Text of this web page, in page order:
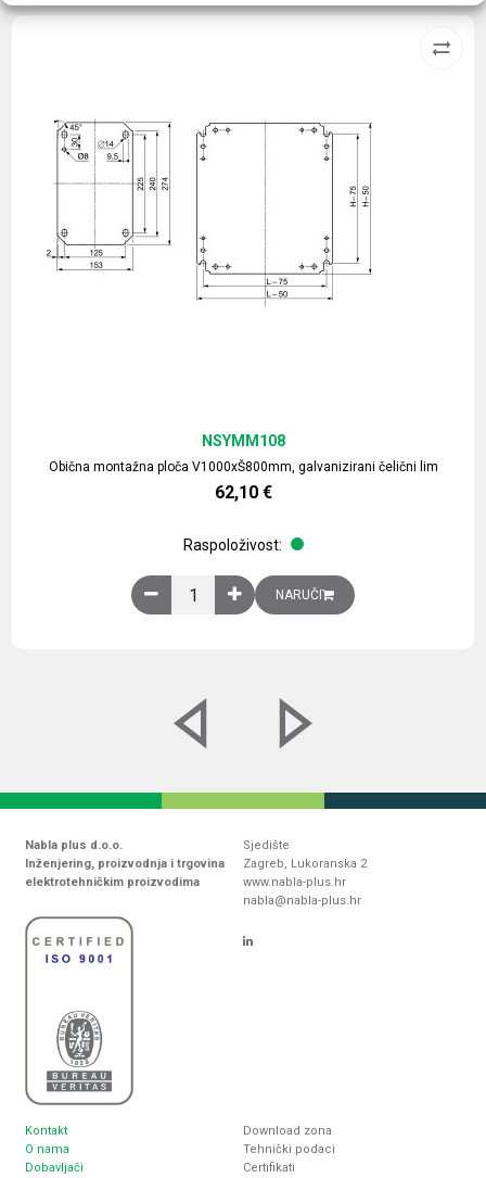
Obična montažna ploča V1000xŠ800mm, galvanizirani čelični lim
NSYMM108
62,10 €
Raspoloživost:
Obična montažna ploča V1000xŠ800mm,
NARUČI
Nabla plus d.o.o.
Inženjering, proizvodnja i trgovina
elektrotehničkim proizvodima
Sjedište
Zagreb, Lukoranska 2
www.nabla-plus.hr
nabla@nabla-plus.hr
Kontakt
O nama
Dobavljači
Download zona
Tehnički podaci
Certifikati